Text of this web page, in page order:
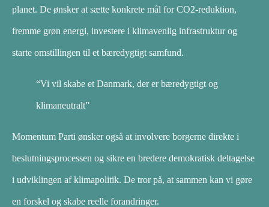
planet. De ønsker at sætte konkrete mål for CO2-reduktion,
fremme grøn energi, investere i klimavenlig infrastruktur og
starte omstillingen til et bæredygtigt samfund.
“Vi vil skabe et Danmark, der er bæredygtigt og
klimaneutralt”
Momentum Parti ønsker også at involvere borgerne direkte i
beslutningsprocessen og sikre en bredere demokratisk deltagelse
i udviklingen af klimapolitik. De tror på, at sammen kan vi gøre
en forskel og skabe reelle forandringer.